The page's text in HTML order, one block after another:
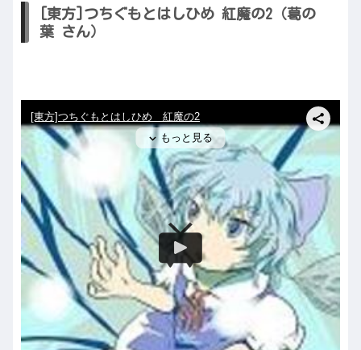
[東方]つちぐもとはしひめ 紅魔の2（葛の
葉 さん）